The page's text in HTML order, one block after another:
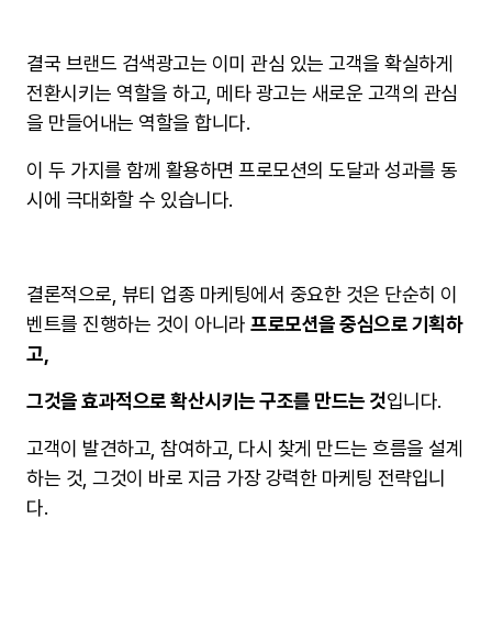
결국 브랜드 검색광고는 이미 관심 있는 고객을 확실하게
전환시키는 역할을 하고, 메타 광고는 새로운 고객의 관심
을 만들어내는 역할을 합니다.
이 두 가지를 함께 활용하면 프로모션의 도달과 성과를 동
시에 극대화할 수 있습니다.
결론적으로, 뷰티 업종 마케팅에서 중요한 것은 단순히 이
벤트를 진행하는 것이 아니라 프로모션을 중심으로 기획하
고,
그것을 효과적으로 확산시키는 구조를 만드는 것입니다.
고객이 발견하고, 참여하고, 다시 찾게 만드는 흐름을 설계
하는 것, 그것이 바로 지금 가장 강력한 마케팅 전략입니
다.